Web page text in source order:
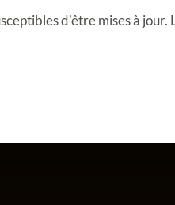
d'être mises à